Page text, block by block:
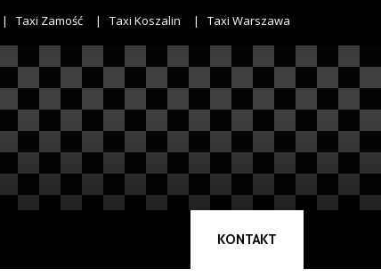
Taxi Zamość Taxi Koszalin Taxi Warszawa
KONTAKT